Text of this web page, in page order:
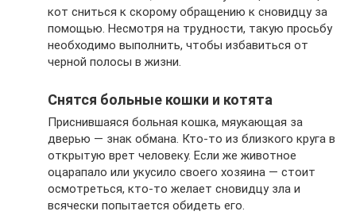
кот сниться к скорому обращению к сновидцу за
помощью. Несмотря на трудности, такую просьбу
необходимо выполнить, чтобы избавиться от
черной полосы в жизни.
Снятся больные кошки и котята
Приснившаяся больная кошка, мяукающая за
дверью — знак обмана. Кто-то из близкого круга в
открытую врет человеку. Если же животное
оцарапало или укусило своего хозяина — стоит
осмотреться, кто-то желает сновидцу зла и
всячески попытается обидеть его.